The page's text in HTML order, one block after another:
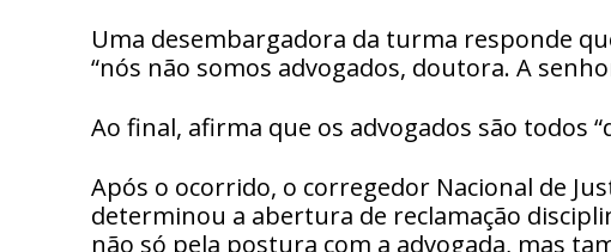
Uma desembargadora da turma responde
“nós não somos advogados, doutora. A
Ao final, afirma que os advogados são todos
Após o ocorrido, o corregedor Nacional de
determinou a abertura de reclamação
não só pela postura com a advogada, mas